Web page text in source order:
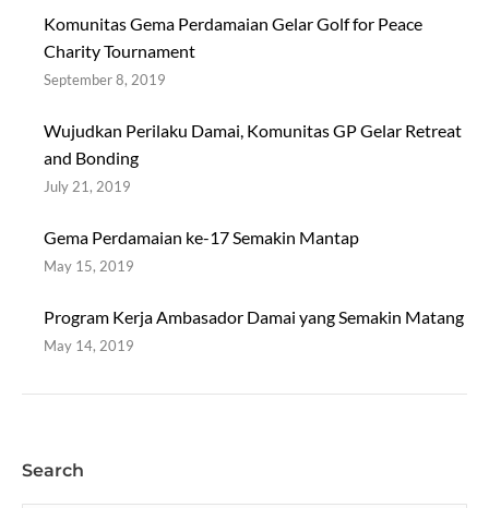
Komunitas Gema Perdamaian Gelar Golf for Peace
Charity Tournament
September 8, 2019
Wujudkan Perilaku Damai, Komunitas GP Gelar Retreat
and Bonding
July 21, 2019
Gema Perdamaian ke-17 Semakin Mantap
May 15, 2019
Program Kerja Ambasador Damai yang Semakin Matang
May 14, 2019
Search